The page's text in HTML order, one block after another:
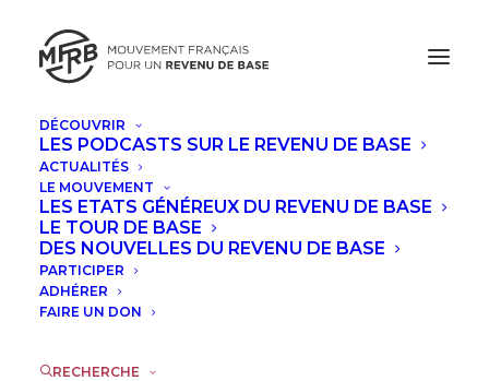
DÉCOUVRIR
LES PODCASTS SUR LE REVENU DE BASE
ACTUALITÉS
LE MOUVEMENT
LES ETATS GÉNÉREUX DU REVENU DE BASE
LE TOUR DE BASE
DES NOUVELLES DU REVENU DE BASE
PARTICIPER
ADHÉRER
FAIRE UN DON
RECHERCHE
Création Monétaire